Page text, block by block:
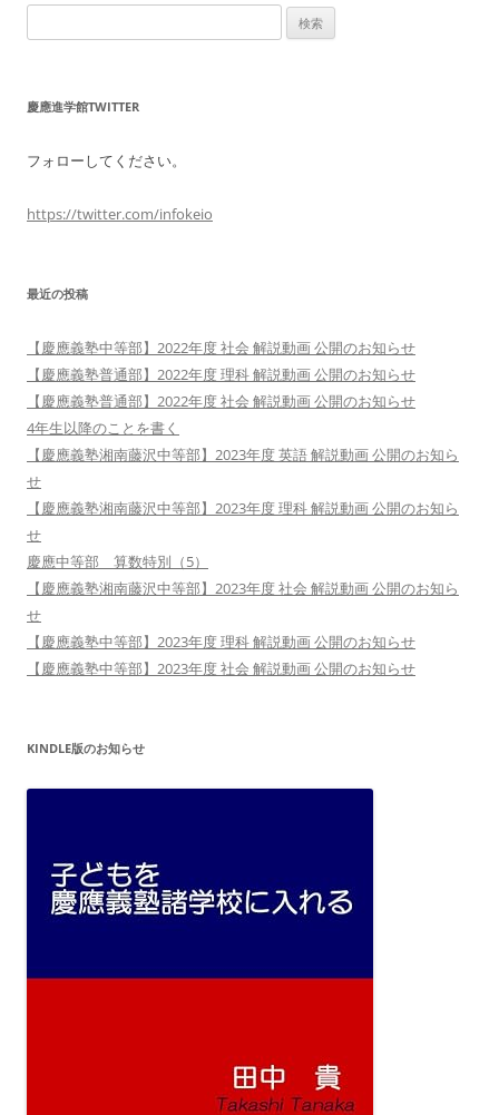
索:
慶應進学館TWITTER
フォローしてください。
https://twitter.com/infokeio
最近の投稿
【慶應義塾中等部】2022年度 社会 解説動画 公開のお知らせ
【慶應義塾普通部】2022年度 理科 解説動画 公開のお知らせ
【慶應義塾普通部】2022年度 社会 解説動画 公開のお知らせ
4年生以降のことを書く
【慶應義塾湘南藤沢中等部】2023年度 英語 解説動画 公開のお知ら
せ
【慶應義塾湘南藤沢中等部】2023年度 理科 解説動画 公開のお知ら
せ
慶應中等部 算数特別（5）
【慶應義塾湘南藤沢中等部】2023年度 社会 解説動画 公開のお知ら
せ
【慶應義塾中等部】2023年度 理科 解説動画 公開のお知らせ
【慶應義塾中等部】2023年度 社会 解説動画 公開のお知らせ
KINDLE版のお知らせ